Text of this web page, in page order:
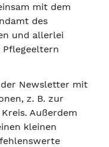
mit dem
des
und allerlei
der Newsletter mit
z. B. zur
Außerdem
kleinen